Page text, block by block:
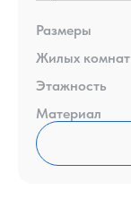
Размеры
Жилых комнат
Этажность
Материал